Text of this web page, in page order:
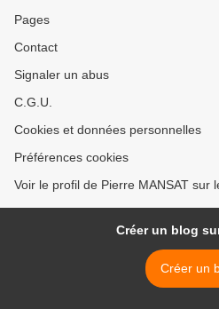
Pages
Contact
Signaler un abus
C.G.U.
Cookies et données personnelles
Préférences cookies
Voir le profil de Pierre MANSAT sur
Créer un blog
Créer un